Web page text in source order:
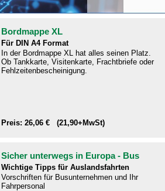
Bordmappe XL
Für DIN A4 Format
In der Bordmappe XL hat alles seinen Platz.
Ob Tankkarte, Visitenkarte, Frachtbriefe oder
Fehlzeitenbescheinigung.
Preis: 26,06 € (21,90+MwSt)
Sicher unterwegs in Europa - Bus
Wichtige Tipps für Auslandsfahrten
Vorschriften für Busunternehmen und Ihr
Fahrpersonal